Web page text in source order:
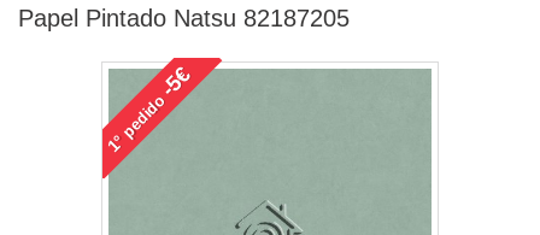
Papel Pintado Natsu 82187205
1°
pedido
-5€